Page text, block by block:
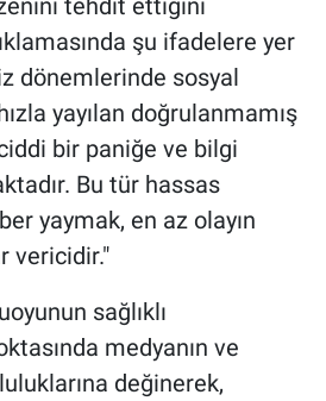
şu ifadelere yer
dönemlerinde sosyal
yayılan doğrulanmamış
bir paniğe ve bilgi
Bu tür hassas
yaymak, en az olayın
vericidir."
sağlıklı
medyanın ve
değinerek,